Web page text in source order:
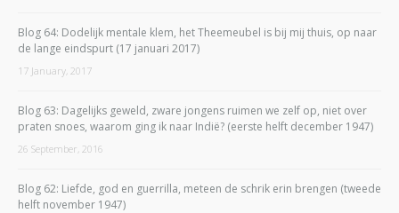
Blog 64: Dodelijk mentale klem, het Theemeubel is bij mij thuis, op naar
de lange eindspurt (17 januari 2017)
17 January, 2017
Blog 63: Dagelijks geweld, zware jongens ruimen we zelf op, niet over
praten snoes, waarom ging ik naar Indië? (eerste helft december 1947)
26 September, 2016
Blog 62: Liefde, god en guerrilla, meteen de schrik erin brengen (tweede
helft november 1947)